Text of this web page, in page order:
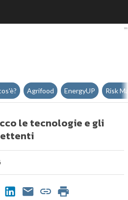
capture, ecco le
Agrifood EnergyUP Risk
le tecnologie e gli